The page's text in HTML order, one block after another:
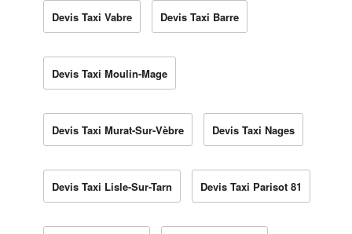
Devis Taxi Vabre Devis Taxi Barre
Devis Taxi Moulin-Mage
Devis Taxi Murat-Sur-Vèbre Devis Taxi Nages
Devis Taxi Lisle-Sur-Tarn Devis Taxi Parisot 81